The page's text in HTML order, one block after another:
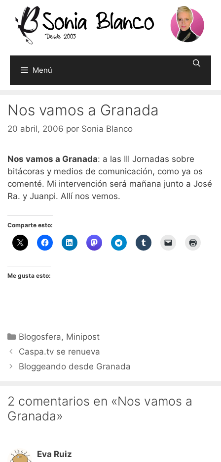
contenido
Menú
Nos vamos a Granada
20 abril, 2006 por Sonia Blanco
Nos vamos a Granada: a las III Jornadas sobre
bitácoras y medios de comunicación, como ya os
comenté. Mi intervención será mañana junto a José
Ra. y Juanpi. Allí nos vemos.
Comparte esto:
Me gusta esto:
Categorías
Blogosfera, Minipost
Caspa.tv se renueva
Bloggeando desde Granada
2 comentarios en «Nos vamos a
Granada»
Eva Ruiz